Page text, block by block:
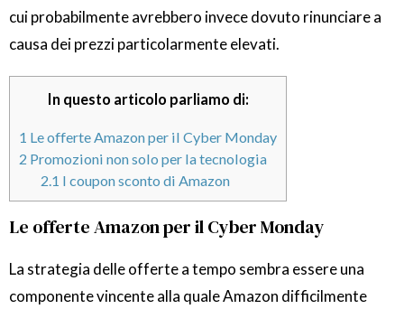
cui probabilmente avrebbero invece dovuto rinunciare a
causa dei prezzi particolarmente elevati.
In questo articolo parliamo di:
1 Le offerte Amazon per il Cyber Monday
2 Promozioni non solo per la tecnologia
2.1 I coupon sconto di Amazon
Le offerte Amazon per il Cyber Monday
La strategia delle offerte a tempo sembra essere una
componente vincente alla quale Amazon difficilmente